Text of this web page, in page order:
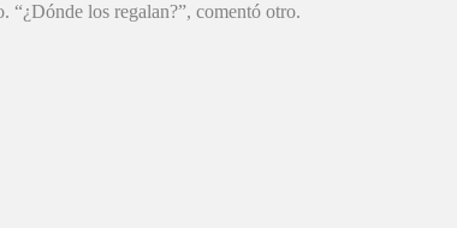
“¿Dónde los regalan?”, comentó otro.